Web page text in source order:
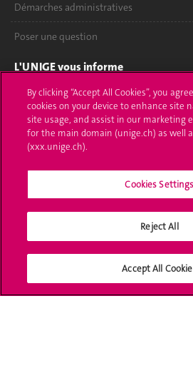
Démarches administratives
Poser une question
L'UNIGE vous informe
UNIGE Mobile
Médias
Offres d'emploi
Calendrier académique
Médias sociaux UNIGE
By clicking “Accept All Cookies”, you
cookies on your device to enhance site
site usage, and assist in our marketing
for the main domain (unige.ch) as well
(xxx.unige.ch).
Cookies Settings
Reject All
Accept All